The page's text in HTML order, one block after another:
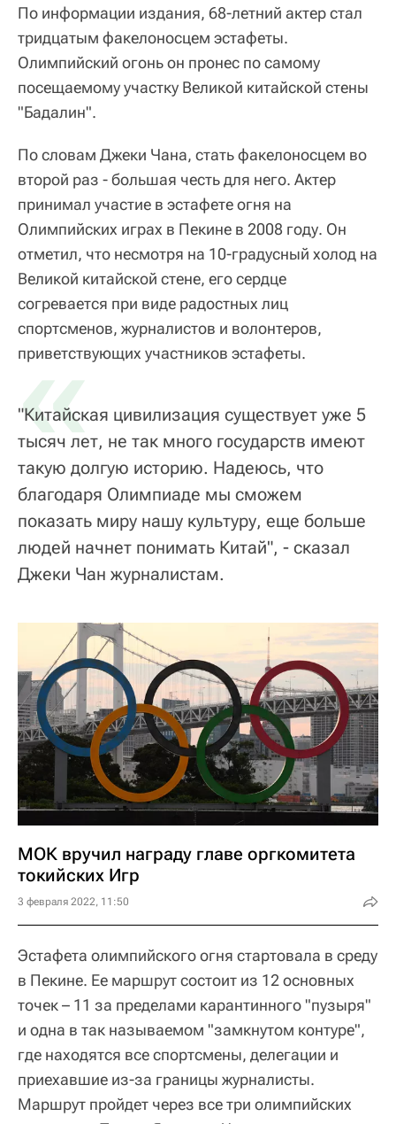
По информации издания, 68-летний актер стал
тридцатым факелоносцем эстафеты.
Олимпийский огонь он пронес по самому
посещаемому участку Великой китайской стены
"Бадалин".
По словам Джеки Чана, стать факелоносцем во
второй раз - большая честь для него. Актер
принимал участие в эстафете огня на
Олимпийских играх в Пекине в 2008 году. Он
отметил, что несмотря на 10-градусный холод на
Великой китайской стене, его сердце
согревается при виде радостных лиц
спортсменов, журналистов и волонтеров,
приветствующих участников эстафеты.
«
"Китайская цивилизация существует уже 5
тысяч лет, не так много государств имеют
такую долгую историю. Надеюсь, что
благодаря Олимпиаде мы сможем
показать миру нашу культуру, еще больше
людей начнет понимать Китай", - сказал
Джеки Чан журналистам.
МОК вручил награду главе оргкомитета
токийских Игр
3 февраля 2022, 11:50
Эстафета олимпийского огня стартовала в среду
в Пекине. Ее маршрут состоит из 12 основных
точек – 11 за пределами карантинного "пузыря"
и одна в так называемом "замкнутом контуре",
где находятся все спортсмены, делегации и
приехавшие из-за границы журналисты.
Маршрут пройдет через все три олимпийских